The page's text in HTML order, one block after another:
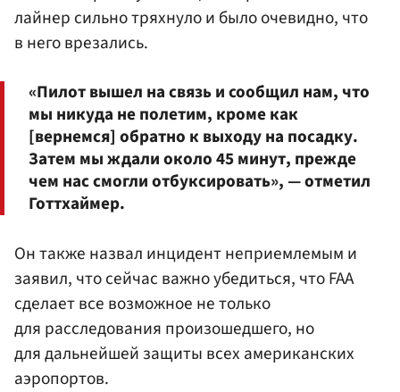
лайнер сильно тряхнуло и было очевидно, что
в него врезались.
«Пилот вышел на связь и сообщил нам, что
мы никуда не полетим, кроме как
[вернемся] обратно к выходу на посадку.
Затем мы ждали около 45 минут, прежде
чем нас смогли отбуксировать», — отметил
Готтхаймер.
Он также назвал инцидент неприемлемым и
заявил, что сейчас важно убедиться, что FAA
сделает все возможное не только
для расследования произошедшего, но
для дальнейшей защиты всех американских
аэропортов.